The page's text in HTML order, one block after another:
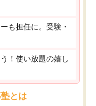
も担任に。受験・
！使い放題の嬉し
とは